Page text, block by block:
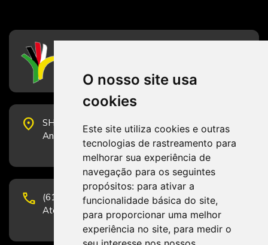
O nosso site usa
cookies
Este site utiliza cookies e outras
tecnologias de rastreamento para
melhorar sua experiência de
navegação para os seguintes
propósitos: para ativar a
funcionalidade básica do site,
para proporcionar uma melhor
experiência no site, para medir o
place
SHS Quadra 6, Bloco E, Complexo Brasil 21, 20º
Andar, Sala 2001 - CEP 70322-915 - Brasília/DF
phone
(61) 3223-1652 e (61) 98131-3801.
Atendimento por telefone em horário comercial